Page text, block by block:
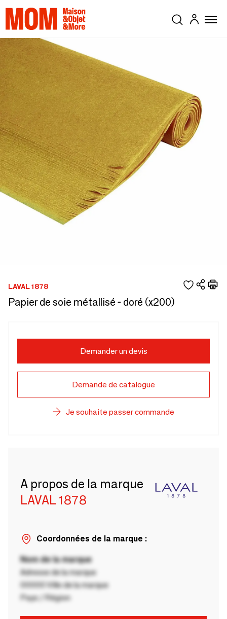
LAVAL 1878
Papier de soie métallisé - doré (x200)
Demander un devis
Demande de catalogue
Je souhaite passer commande
A propos de la marque
LAVAL 1878
Coordonnées de la marque :
Nom de la marque
Adresse de la marque
00000 Ville de la marque
Pays / Région